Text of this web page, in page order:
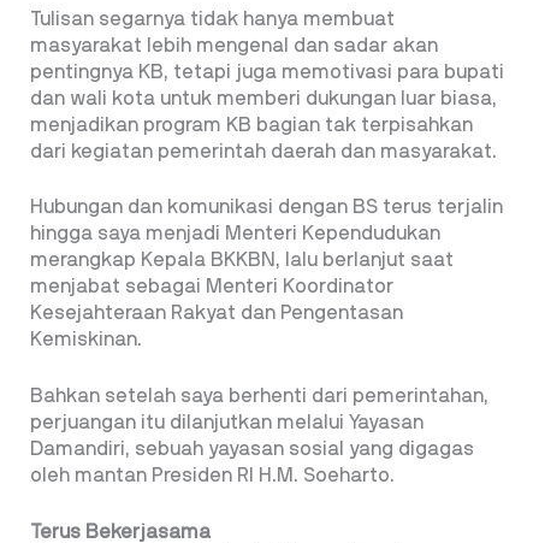
Tulisan segarnya tidak hanya membuat
masyarakat lebih mengenal dan sadar akan
pentingnya KB, tetapi juga memotivasi para bupati
dan wali kota untuk memberi dukungan luar biasa,
menjadikan program KB bagian tak terpisahkan
dari kegiatan pemerintah daerah dan masyarakat.
Hubungan dan komunikasi dengan BS terus terjalin
hingga saya menjadi Menteri Kependudukan
merangkap Kepala BKKBN, lalu berlanjut saat
menjabat sebagai Menteri Koordinator
Kesejahteraan Rakyat dan Pengentasan
Kemiskinan.
Bahkan setelah saya berhenti dari pemerintahan,
perjuangan itu dilanjutkan melalui Yayasan
Damandiri, sebuah yayasan sosial yang digagas
oleh mantan Presiden RI H.M. Soeharto.
Terus Bekerjasama